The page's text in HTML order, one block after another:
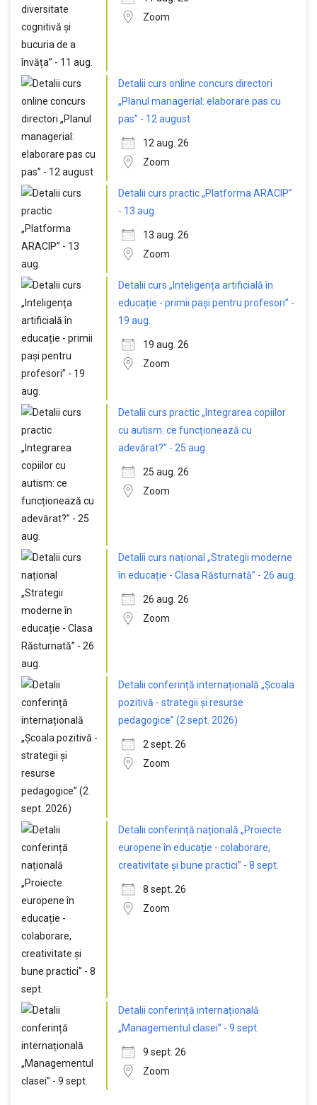
Zoom
Detalii curs online concurs directori
„Planul managerial: elaborare pas cu
pas” - 12 august
12 aug. 26
Zoom
Detalii curs practic „Platforma ARACIP”
- 13 aug.
13 aug. 26
Zoom
Detalii curs „Inteligența artificială în
educație - primii pași pentru profesori” -
19 aug.
19 aug. 26
Zoom
Detalii curs practic „Integrarea copiilor
cu autism: ce funcționează cu
adevărat?” - 25 aug.
25 aug. 26
Zoom
Detalii curs național „Strategii moderne
în educație - Clasa Răsturnată” - 26 aug.
26 aug. 26
Zoom
Detalii conferință internațională „Școala
pozitivă - strategii și resurse
pedagogice” (2 sept. 2026)
2 sept. 26
Zoom
Detalii conferință națională „Proiecte
europene în educație - colaborare,
creativitate și bune practici” - 8 sept.
8 sept. 26
Zoom
Detalii conferință internațională
„Managementul clasei” - 9 sept.
9 sept. 26
Zoom